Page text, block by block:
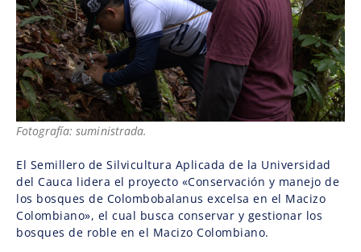
Fotografía: suministrada.
El Semillero de Silvicultura Aplicada de la Universidad
del Cauca lidera el proyecto «Conservación y manejo de
los bosques de Colombobalanus excelsa en el Macizo
Colombiano», el cual busca conservar y gestionar los
bosques de roble en el Macizo Colombiano.